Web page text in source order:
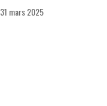
31 mars 2025